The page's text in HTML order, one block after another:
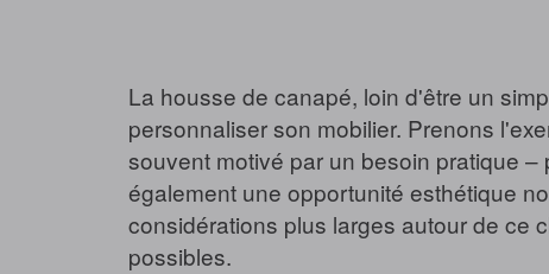
La housse de canapé, loin d'être un
personnaliser son mobilier. Prenons
souvent motivé par un besoin pratique
également une opportunité esthétique
considérations plus larges autour de ce
possibles.